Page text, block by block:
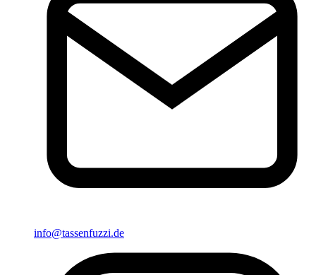
info@tassenfuzzi.de